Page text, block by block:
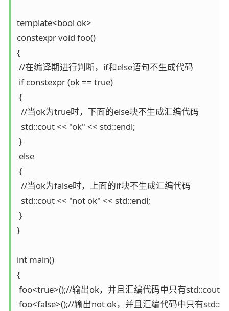
template<bool ok>
constexpr void foo()
{
//在编译期进行判断，if和else语句不生成代码
if constexpr (ok == true)
{
  //当ok为true时，下面的else块不生成汇编代码
  std::cout << "ok" << std::endl;
}
else
{
  //当ok为false时，上面的if块不生成汇编代码
  std::cout << "not ok" << std::endl;
}
}
int main()
{
foo<true>();//输出ok，并且汇编代码中只有std::cout
foo<false>();//输出not ok，并且汇编代码中只有